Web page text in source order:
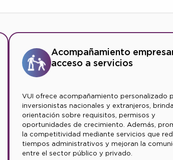
Acompañamiento
acceso a servicios
VUI ofrece acompañamiento personalizado
inversionistas nacionales y extranjeros,
orientación sobre requisitos, permisos y
oportunidades de crecimiento. Además,
la competitividad mediante servicios que
tiempos administrativos y mejoran la
entre el sector público y privado.